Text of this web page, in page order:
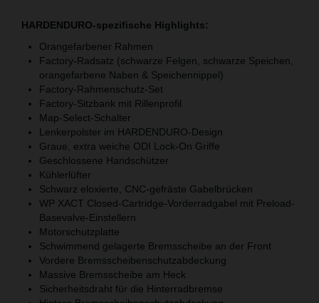
HARDENDURO-spezifische Highlights:
Orangefarbener Rahmen
Factory-Radsatz (schwarze Felgen, schwarze Speichen,
orangefarbene Naben & Speichennippel)
Factory-Rahmenschutz-Set
Factory-Sitzbank mit Rillenprofil
Map-Select-Schalter
Lenkerpolster im HARDENDURO-Design
Graue, extra weiche ODI Lock-On Griffe
Geschlossene Handschützer
Kühlerlüfter
Schwarz eloxierte, CNC-gefräste Gabelbrücken
WP XACT Closed-Cartridge-Vorderradgabel mit Preload-
Basevalve-Einstellern
Motorschutzplatte
Schwimmend gelagerte Bremsscheibe an der Front
Vordere Bremsscheibenschutzabdeckung
Massive Bremsscheibe am Heck
Sicherheitsdraht für die Hinterradbremse